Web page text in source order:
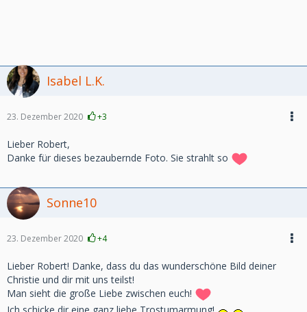
Isabel L.K.
23. Dezember 2020 +3
Lieber Robert,
Danke für dieses bezaubernde Foto. Sie strahlt so
Sonne10
23. Dezember 2020 +4
Lieber Robert! Danke, dass du das wunderschöne Bild deiner
Christie und dir mit uns teilst!
Man sieht die große Liebe zwischen euch!